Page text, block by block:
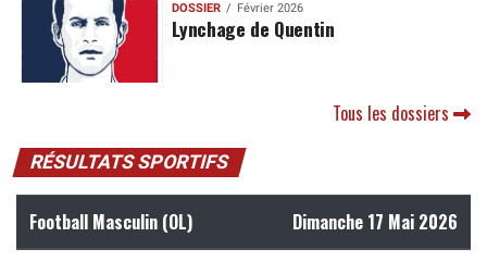
DOSSIER Février 2026
Lynchage de Quentin
Tous les dossiers
RÉSULTATS SPORTIFS
Football Masculin (OL) Dimanche 17 Mai 2026